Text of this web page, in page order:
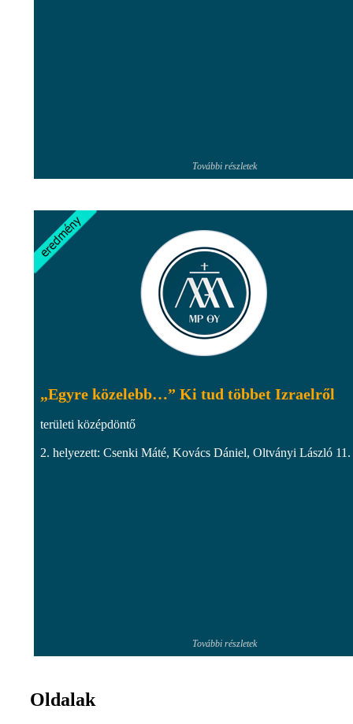
További részletek
„Egyre közelebb…” Ki tud többet Izraelről
területi középdöntő
2. helyezett: Csenki Máté, Kovács Dániel, Oltványi László 11.
További részletek
Oldalak